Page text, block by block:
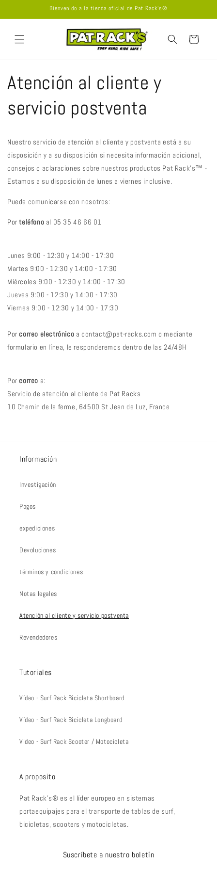
directamente
al contenido
Bienvenido a la tienda oficial de Pat Rack's®
Carrito
Atención al cliente y
servicio postventa
Nuestro servicio de atención al cliente y postventa está a su
disposición y a su disposición si necesita información adicional,
consejos o aclaraciones sobre nuestros productos Pat Rack's™ -
Estamos a su disposición de lunes a viernes inclusive.
Puede comunicarse con nosotros:
Por teléfono al 05 35 46 66 01
Lunes 9:00 - 12:30 y 14:00 - 17:30
Martes 9:00 - 12:30 y 14:00 - 17:30
Miércoles 9:00 - 12:30 y 14:00 - 17:30
Jueves 9:00 - 12:30 y 14:00 - 17:30
Viernes 9:00 - 12:30 y 14:00 - 17:30
Por correo electrónico a contact@pat-racks.com o mediante
formulario en línea, le responderemos dentro de las 24/48H
Por correo a:
Servicio de atención al cliente de Pat Racks
10 Chemin de la ferme, 64500 St Jean de Luz, France
Información
Investigación
Pagos
expediciones
Devoluciones
términos y condiciones
Notas legales
Atención al cliente y servicio postventa
Revendedores
Tutoriales
Vídeo - Surf Rack Bicicleta Shortboard
Vídeo - Surf Rack Bicicleta Longboard
Video - Surf Rack Scooter / Motocicleta
A proposito
Pat Rack's® es el líder europeo en sistemas
portaequipajes para el transporte de tablas de surf,
bicicletas, scooters y motocicletas.
Suscríbete a nuestro boletín